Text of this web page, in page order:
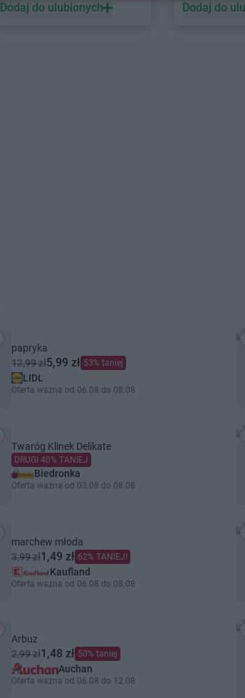
Dodaj do ulubionych
Dodaj do
papryka
12,99 zł5,99 zł 53% taniej
LIDL
Oferta ważna od 06.08 do 08.08
Twaróg Klinek Delikate
DRUGI 40% TANIEJ
Biedronka
Oferta ważna od 03.08 do 08.08
marchew młoda
3,99 zł1,49 zł 62% TANIEJ!
Kaufland
Oferta ważna od 06.08 do 08.08
Arbuz
2,99 zł1,48 zł 50% taniej
Auchan
Oferta ważna od 06.08 do 12.08